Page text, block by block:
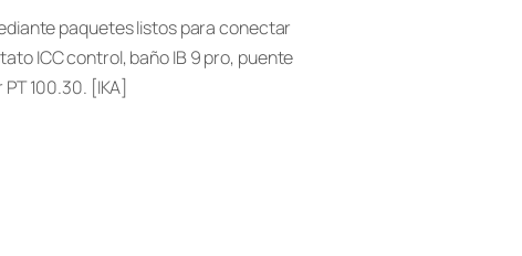
paquetes listos para conectar
ICC control, baño IB 9 pro, puente
100.30. [IKA]